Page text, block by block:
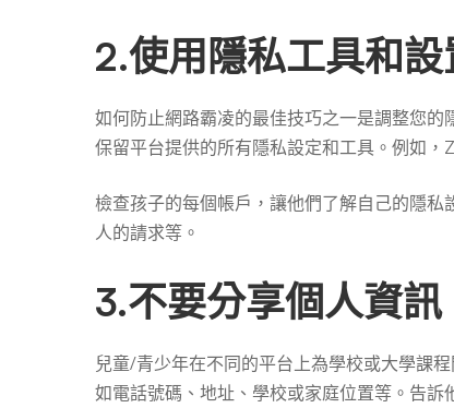
2.使用隱私工具和設
如何防止網路霸凌的最佳技巧之一是調整您
保留平台提供的所有隱私設定和工具。例如
檢查孩子的每個帳戶，讓他們了解自己的隱
人的請求等。
3.不要分享個人資訊
兒童/青少年在不同的平台上為學校或大學課
如電話號碼、地址、學校或家庭位置等。告